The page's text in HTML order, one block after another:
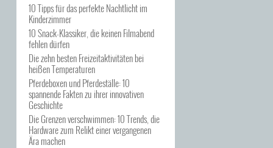
10 Tipps für das perfekte Nachtlicht im
Kinderzimmer
10 Snack-Klassiker, die keinen Filmabend
fehlen dürfen
Die zehn besten Freizeitaktivitäten bei
heißen Temperaturen
Pferdeboxen und Pferdeställe: 10
spannende Fakten zu ihrer innovativen
Geschichte
Die Grenzen verschwimmen: 10 Trends, die
Hardware zum Relikt einer vergangenen
Ära machen